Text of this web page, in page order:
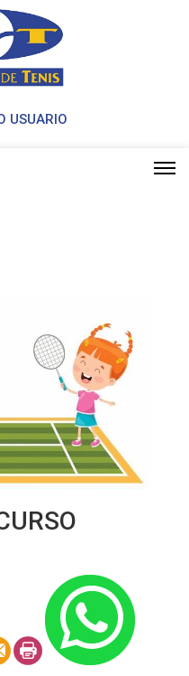
USUARIO